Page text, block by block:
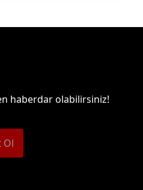
haberdar olabilirsiniz!
Ol